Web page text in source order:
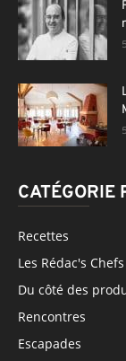
CATÉGORIE
Recettes
Les Rédac's Chefs
Du côté des
Rencontres
Escapades